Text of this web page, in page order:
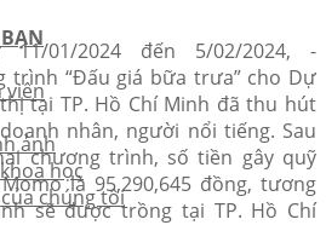
viên
ảnh
học
chúng tôi
01/2024 đến 5/02/2024, -
trình “Đấu giá bữa trưa” cho Dự
tại TP. Hồ Chí Minh đã thu hút
nhân, người nổi tiếng. Sau
chương trình, số tiền gây quỹ
là 95,290,645 đồng, tương
sẽ được trồng tại TP. Hồ Chí